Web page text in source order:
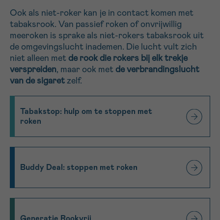
Ook als niet-roker kan je in contact komen met
tabaksrook. Van passief roken of onvrijwillig
meeroken is sprake als niet-rokers tabaksrook uit
de omgevingslucht inademen. Die lucht vult zich
niet alleen met de rook die rokers bij elk trekje
verspreiden, maar ook met de verbrandingslucht
van de sigaret zelf.
Tabakstop: hulp om te stoppen met
roken
Buddy Deal: stoppen met roken
Generatie Rookvrij
VOORNAAM
EMAIL
16h-18h
Verder